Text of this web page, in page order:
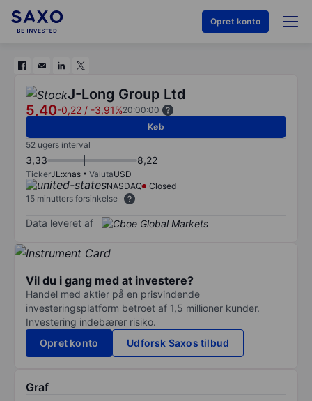
Opret konto
J-Long Group Ltd
5,40-0,22 / -3,91%20:00:00
Køb
52 ugers interval
3,33 8,22
TickerJL:xnas ValutaUSD
NASDAQ
Closed
15 minutters forsinkelse
Data leveret af
Vil du i gang med at investere?
Handel med aktier på en prisvindende
investeringsplatform betroet af 1,5 millioner kunder.
Investering indebærer risiko.
Opret konto
Udforsk Saxos tilbud
Graf